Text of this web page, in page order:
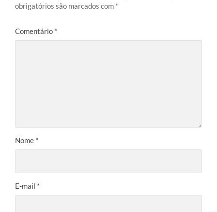
obrigatórios são marcados com *
Comentário *
Nome *
E-mail *